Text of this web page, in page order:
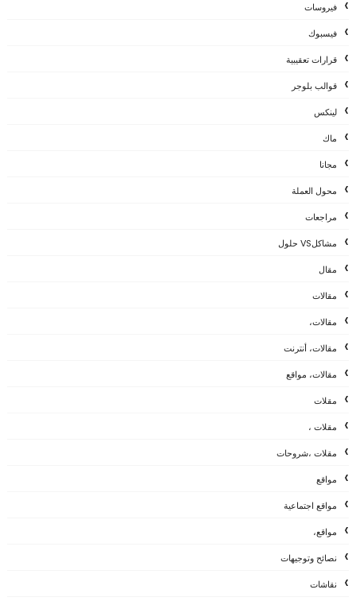
فيروسات
فيسبوك
قرارات تعقيبية
قوالب بلوجر
لينكس
ماك
مجانا
محول العملة
مراجعات
مشاكلVS حلول
مقال
مقالات
مقالات،
مقالات، أنترنت
مقالات، مواقع
مقلات
مقلات ،
مقلات ،شروحات
مواقع
مواقع اجتماعية
مواقع،
نصائح وتوجيهات
نقاشات